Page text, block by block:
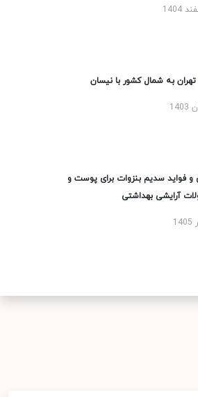
تهران به شمال کشور با نیسان
فواید سدیم بنزوات برای پوست و
آرایشی بهداشتی